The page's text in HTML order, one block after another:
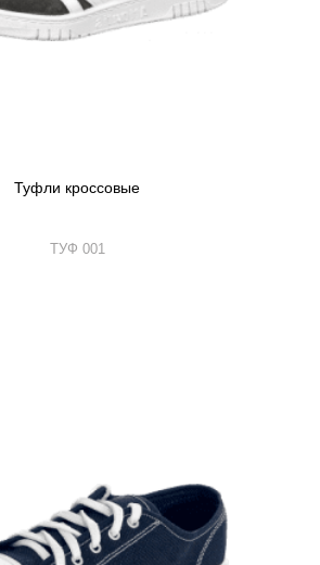
Туфли кроссовые
ТУФ 001